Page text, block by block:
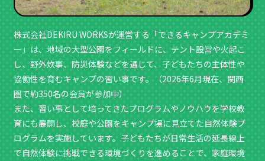
株式会社DEKIRU WORKSが運営する「できるキャンプアカデミ
ー」は、地域の大型公園をフィールドに、テント設営や火起こ
し、野外炊事、防災体験などを通じて、子どもたちの主体性や
協働性を育むキャンプの習い事です。（2026年6月現在、関西
圏で約350名の会員が参加中）
また、習い事として培ってきたプログラムやノウハウを学校教
育にも展開し、校庭や公園をキャンプ場に見立てた自然体験プ
ログラムを実施しています。子どもたちが日常生活の延長線上
で自然体験に挑戦できる環境づくりを進めることで、家庭環境